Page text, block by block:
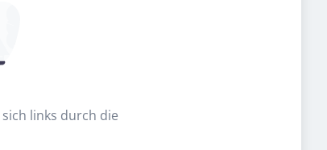
links durch die